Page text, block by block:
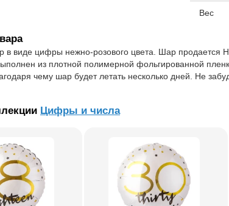
Вес
в виде цифры нежно-розового цвета. Шар
из плотной полимерной фольгированной
чему шар будет летать несколько дней. Не
Цифры и числа